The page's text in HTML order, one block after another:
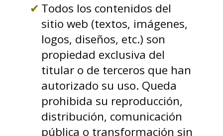
Todos los contenidos del
sitio web (textos, imágenes,
logos, diseños, etc.) son
propiedad exclusiva del
titular o de terceros que han
autorizado su uso. Queda
prohibida su reproducción,
distribución, comunicación
pública o transformación sin